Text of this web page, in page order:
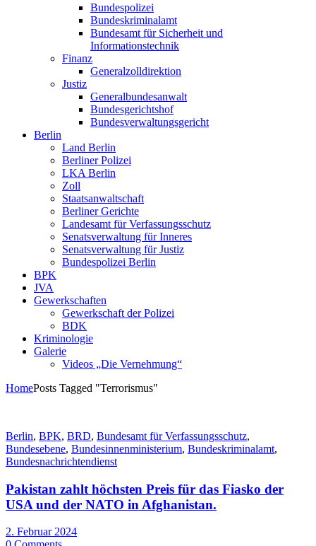
Bundespolizei
Bundeskriminalamt
Bundesamt für Sicherheit und
Informationstechnik
Finanz
Generalzolldirektion
Justiz
Generalbundesanwalt
Bundesgerichtshof
Bundesverwaltungsgericht
Berlin
Land Berlin
Berliner Polizei
LKA Berlin
Zoll
Staatsanwaltschaft
Berliner Gerichte
Landesamt für Verfassungsschutz
Senatsverwaltung für Inneres
Senatsverwaltung für Justiz
Bundespolizei Berlin
BPK
JVA
Gewerkschaften
Gewerkschaft der Polizei
BDK
Kriminologie
Galerie
Videos „Die Vernehmung“
HomePosts Tagged "Terrorismus"
Berlin, BPK, BRD, Bundesamt für Verfassungsschutz,
Bundesebene, Bundesinnenministerium, Bundeskriminalamt,
Bundesnachrichtendienst
Pakistan zahlt höchsten Preis für das Fiasko der
USA und der NATO in Afghanistan.
2. Februar 2024